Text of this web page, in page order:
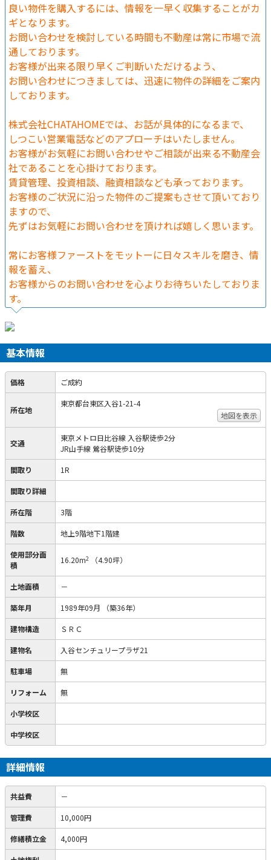
良い物件を購入するには、情報を一早く収集することがカ
ギとなります。
お問い合わせを検討している時間も不動産は常に市場で流
通しております。
お客様が出来る限り早くご判断いただけるよう、
お問い合わせにつきましては、迅速に物件の詳細をご案内
しております。
株式会社CHATAHOMEでは、お話が具体的になるまで、
しつこい営業電話などのアプローチはいたしません。
お客様がお気軽にお問い合わせやご相談が出来る不動産会
社であることを心掛けております。
賃貸管理、投資相談、融資相談なども承っております。
お客様のご状況に沿った物件のご提案もさせて頂いており
ますので、
先ずはお気軽にお問い合わせを頂ければ嬉しく思います。
常にお客様ファーストをモットーに日々スキルを磨き、情
報を蓄え、
お客様からのお問い合わせを心よりお待ちいたしておりま
す。
基本情報
価格 ご成約
所在地
東京都台東区入谷1-21-4
地図を表示
交通
東京メトロ日比谷線 入谷駅徒歩2分
JR山手線 鶯谷駅徒歩10分
間取り 1R
間取り詳細
所在階 3階
階数 地上9階地下1階建
使用部分面
積
16.20m2 （4.90坪）
土地面積 －
築年月 1989年09月 （築36年）
建物構造 ＳＲＣ
建物名 入谷センチュリープラザ21
駐車場 無
リフォーム 無
小学校区
中学校区
詳細情報
共益費 －
管理費 10,000円
修繕積立金 4,000円